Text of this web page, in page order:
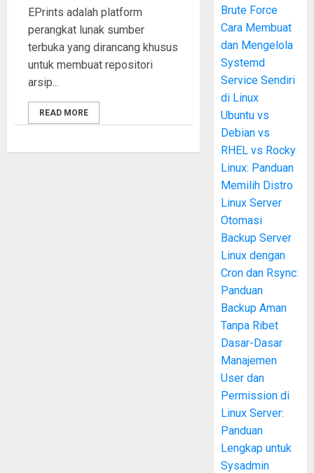
EPrints adalah platform
perangkat lunak sumber
terbuka yang dirancang khusus
untuk membuat repositori
arsip...
READ MORE
Brute Force
Cara Membuat
dan Mengelola
Systemd
Service Sendiri
di Linux
Ubuntu vs
Debian vs
RHEL vs Rocky
Linux: Panduan
Memilih Distro
Linux Server
Otomasi
Backup Server
Linux dengan
Cron dan Rsync:
Panduan
Backup Aman
Tanpa Ribet
Dasar-Dasar
Manajemen
User dan
Permission di
Linux Server:
Panduan
Lengkap untuk
Sysadmin